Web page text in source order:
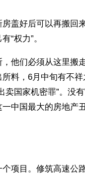
盖好后可以再搬回
“权力”。
他们必须从这里搬
料，6月中旬有不
卖国家机密罪”。没
中国最大的房地产
项目。修筑高速公